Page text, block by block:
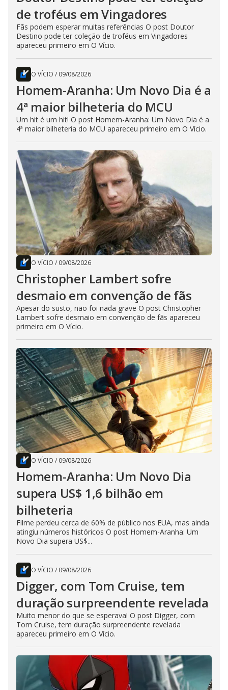
de troféus em Vingadores
Fãs podem esperar muitas referências O post Doutor
Destino pode ter coleção de troféus em Vingadores
apareceu primeiro em O Vício.
O VÍCIO / 09/08/2026
Homem-Aranha: Um Novo Dia é a
4ª maior bilheteria do MCU
Um hit é um hit! O post Homem-Aranha: Um Novo Dia é a
4ª maior bilheteria do MCU apareceu primeiro em O Vício.
O VÍCIO / 09/08/2026
Christopher Lambert sofre
desmaio em convenção de fãs
Apesar do susto, não foi nada grave O post Christopher
Lambert sofre desmaio em convenção de fãs apareceu
primeiro em O Vício.
O VÍCIO / 09/08/2026
Homem-Aranha: Um Novo Dia
supera US$ 1,6 bilhão em
bilheteria
Filme perdeu cerca de 60% de público nos EUA, mas ainda
atingiu números históricos O post Homem-Aranha: Um
Novo Dia supera US$...
O VÍCIO / 09/08/2026
Digger, com Tom Cruise, tem
duração surpreendente revelada
Muito menor do que se esperava! O post Digger, com
Tom Cruise, tem duração surpreendente revelada
apareceu primeiro em O Vício.